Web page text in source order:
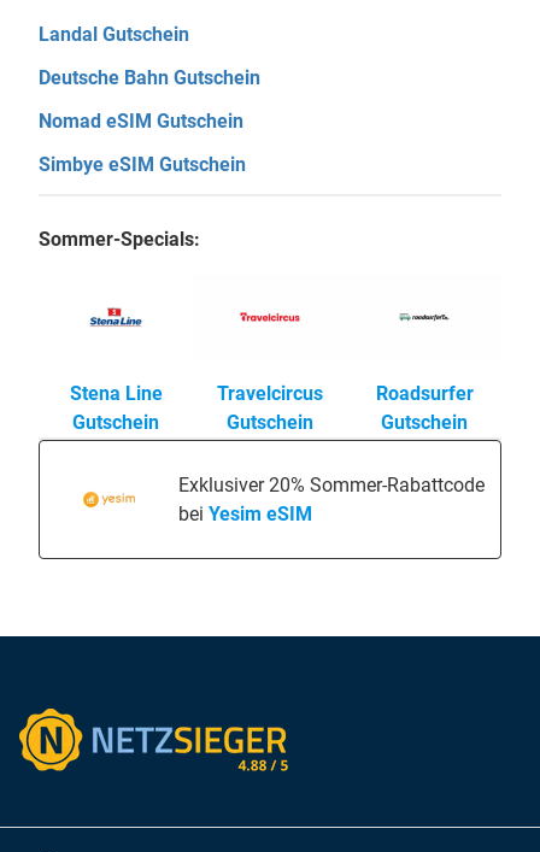
Landal Gutschein
Deutsche Bahn Gutschein
Nomad eSIM Gutschein
Simbye eSIM Gutschein
Sommer-Specials:
Stena Line
Gutschein
Travelcircus
Gutschein
Roadsurfer
Gutschein
Exklusiver 20% Sommer-Rabattcode
bei Yesim eSIM